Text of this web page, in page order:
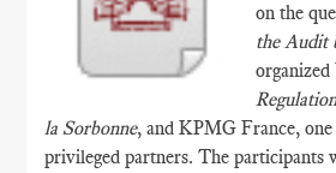
on the
the Audit
organized
la Sorbonne, and KPMG France,
privileged partners. The participants